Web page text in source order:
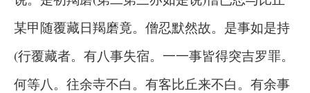
某甲随覆藏日羯磨竟。僧忍默然故。是事如是持
(行覆藏者。有八事失宿。一一事皆得突吉罗罪。
何等八。往余寺不白。有客比丘来不白。有余事